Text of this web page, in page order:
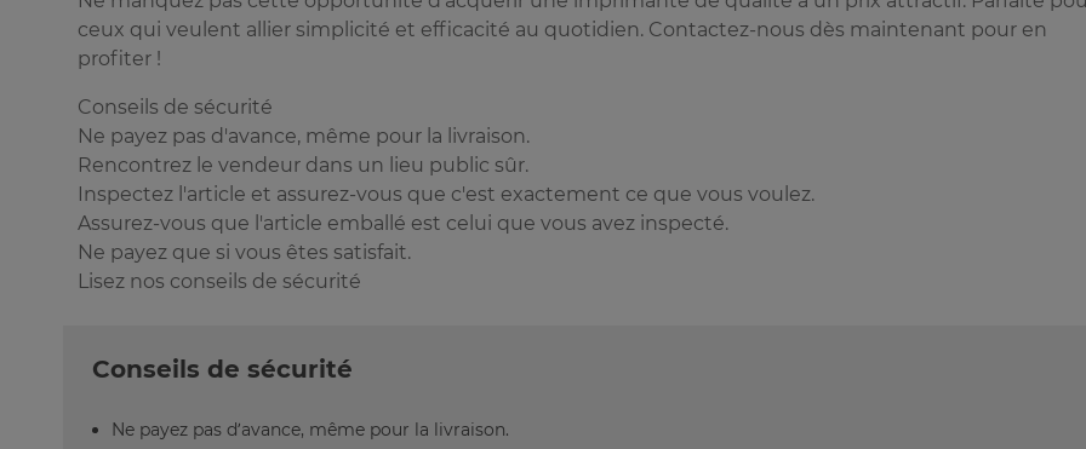
ceux qui veulent allier simplicité et efficacité au quotidien. Contactez-nous dès maintenant pour en
profiter !
Conseils de sécurité
Ne payez pas d'avance, même pour la livraison.
Rencontrez le vendeur dans un lieu public sûr.
Inspectez l'article et assurez-vous que c'est exactement ce que vous voulez.
Assurez-vous que l'article emballé est celui que vous avez inspecté.
Ne payez que si vous êtes satisfait.
Lisez nos conseils de sécurité
Conseils de sécurité
Ne payez pas d’avance, même pour la livraison.